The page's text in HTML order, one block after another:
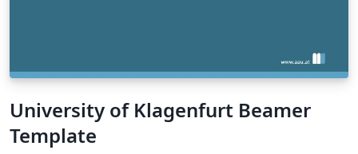
University of Klagenfurt Beamer
Template